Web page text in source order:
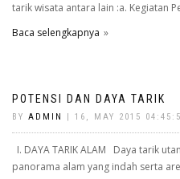
tarik wisata antara lain :a. Kegiatan
Baca selengkapnya
POTENSI DAN DAYA TARIK
BY ADMIN | 16, MAY 2015
I. DAYA TARIK ALAM Daya tarik
panorama alam yang indah serta